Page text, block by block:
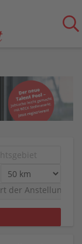
der Anstellung